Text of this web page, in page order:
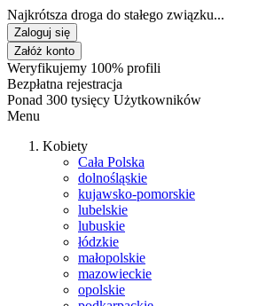
Najkrótsza droga do stałego związku...
Zaloguj się
Załóż konto
Weryfikujemy 100% profili
Bezpłatna rejestracja
Ponad 300 tysięcy Użytkowników
Menu
Kobiety
Cała Polska
dolnośląskie
kujawsko-pomorskie
lubelskie
lubuskie
łódzkie
małopolskie
mazowieckie
opolskie